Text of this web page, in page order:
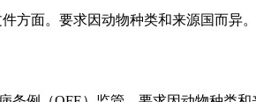
方面。要求因动物种类和来源国而异